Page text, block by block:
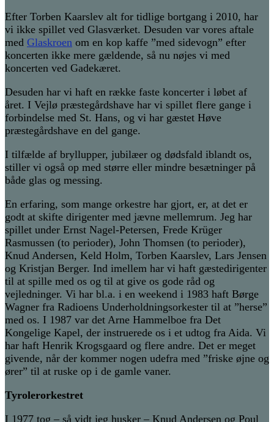
Efter Torben Kaarslev alt for tidlige bortgang i 2010, har
vi ikke spillet ved Glasværket. Desuden var vores aftale
med Glaskroen om en kop kaffe ”med sidevogn” efter
koncerten ikke mere gældende, så nu nøjes vi med
koncerten ved Gadekæret.
Desuden har vi haft en række faste koncerter i løbet af
året. I Vejlø præstegårdshave har vi spillet flere gange i
forbindelse med St. Hans, og vi har gæstet Høve
præstegårdshave en del gange.
I tilfælde af bryllupper, jubilæer og dødsfald iblandt os,
stiller vi også op med større eller mindre besætninger på
både glas og messing.
En erfaring, som mange orkestre har gjort, er, at det er
godt at skifte dirigenter med jævne mellemrum. Jeg har
spillet under Ernst Nagel-Petersen, Frede Krüger
Rasmussen (to perioder), John Thomsen (to perioder),
Knud Andersen, Keld Holm, Torben Kaarslev, Lars Jensen
og Kristjan Berger. Ind imellem har vi haft gæstedirigenter
til at spille med os og til at give os gode råd og
vejledninger. Vi har bl.a. i en weekend i 1983 haft Børge
Wagner fra Radioens Underholdningsorkester til at ”herse”
med os. I 1987 var det Arne Hammelboe fra Det
Kongelige Kapel, der instruerede os i et udtog fra Aida. Vi
har haft Henrik Krogsgaard og flere andre. Det er meget
givende, når der kommer nogen udefra med ”friske øjne og
ører” til at ruske op i de gamle vaner.
Tyrolerorkestret
I 1977 tog – så vidt jeg husker – Knud Andersen og Poul